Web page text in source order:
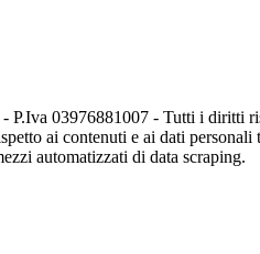
P.Iva 03976881007 - Tutti i diritti
ai contenuti e ai dati
automatizzati di data scraping.